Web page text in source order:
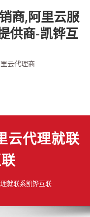
商,阿里云服
供商-凯铧互
云代理商
云代理就联
就联系凯铧互联